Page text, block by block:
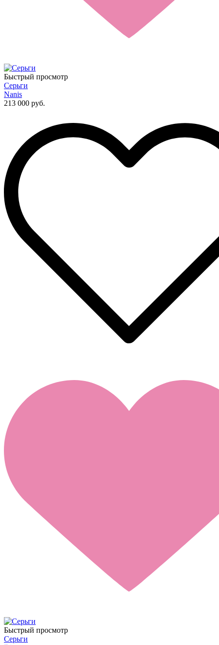
Быстрый просмотр
Серьги
Nanis
213 000 руб.
Быстрый просмотр
Серьги